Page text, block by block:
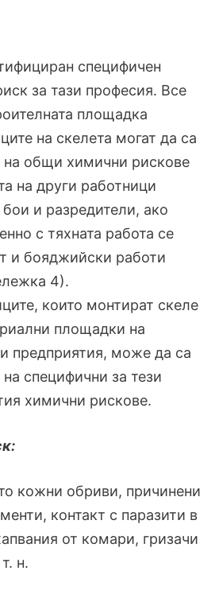
специфичен
за тази професия. Все
площадка
на скелета могат да са
общи химични рискове
на други работници
и разредители, ако
с тяхната работа се
и бояджийски работи
4).
които монтират скеле
площадки на
предприятия, може да са
специфични за тези
химични рискове.
кожни обриви, причинени
контакт с паразити в
от комари, гризачи
н.